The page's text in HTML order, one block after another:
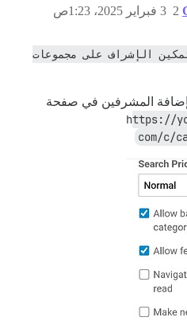
3 فبراير 2025، 1:23ص 2
لإضافة المشرفين في صفحة
https://
com/c/